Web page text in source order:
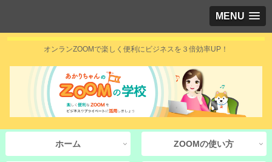
MENU
オンランZOOMで楽しく便利にビジネスを３倍効率UP！
ホーム ZOOMの使い方